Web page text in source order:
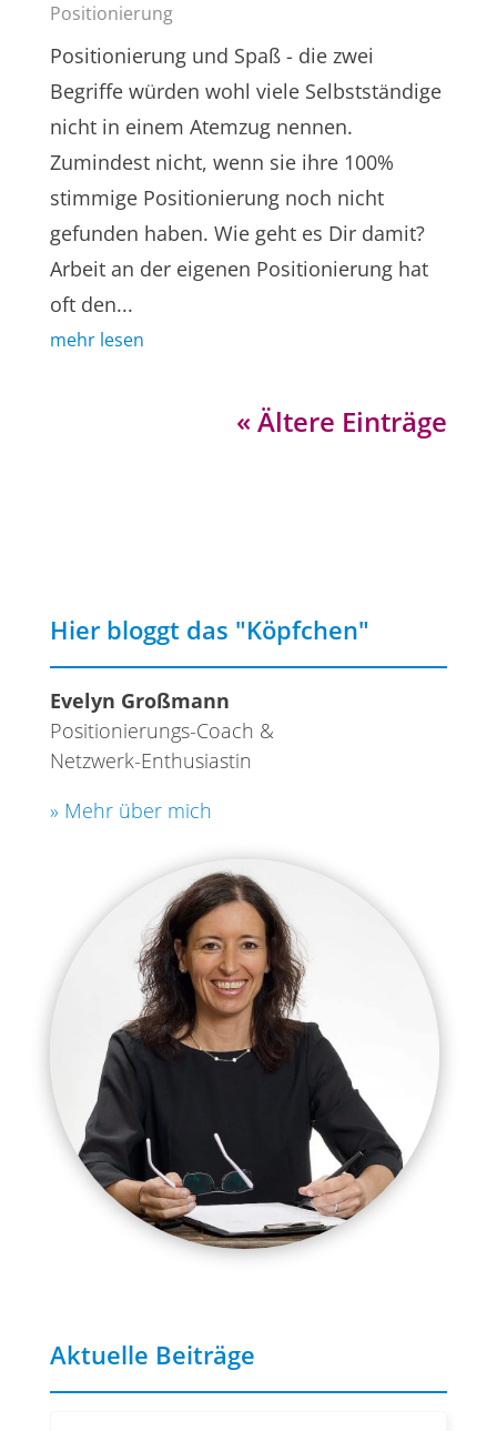
Positionierung
Positionierung und Spaß - die zwei
Begriffe würden wohl viele Selbstständige
nicht in einem Atemzug nennen.
Zumindest nicht, wenn sie ihre 100%
stimmige Positionierung noch nicht
gefunden haben. Wie geht es Dir damit?
Arbeit an der eigenen Positionierung hat
oft den...
mehr lesen
« Ältere Einträge
Hier bloggt das "Köpfchen"
Evelyn Großmann
Positionierungs-Coach &
Netzwerk-Enthusiastin
» Mehr über mich
Aktuelle Beiträge